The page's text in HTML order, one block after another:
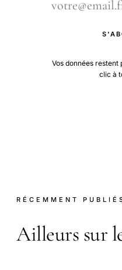
Vos données restent
clic à
RÉCEMMENT
Ailleurs sur